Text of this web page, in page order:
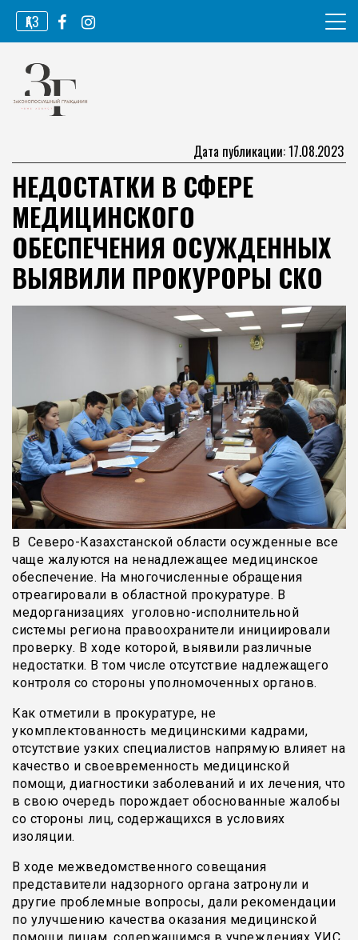
Перейти
содержимому
ҚАЗ
Законопослушный гражданин
Дата публикации: 17.08.2023
НЕДОСТАТКИ В СФЕРЕ
МЕДИЦИНСКОГО
ОБЕСПЕЧЕНИЯ ОСУЖДЕННЫХ
ВЫЯВИЛИ ПРОКУРОРЫ СКО
В Северо-Казахстанской области осужденные все
чаще жалуются на ненадлежащее медицинское
обеспечение. На многочисленные обращения
отреагировали в областной прокуратуре. В
медорганизациях уголовно-исполнительной
системы региона правоохранители инициировали
проверку. В ходе которой, выявили различные
недостатки. В том числе отсутствие надлежащего
контроля со стороны уполномоченных органов.
Как отметили в прокуратуре, не
укомплектованность медицинскими кадрами,
отсутствие узких специалистов напрямую влияет на
качество и своевременность медицинской
помощи, диагностики заболеваний и их лечения, что
в свою очередь порождает обоснованные жалобы
со стороны лиц, содержащихся в условиях
изоляции.
В ходе межведомственного совещания
представители надзорного органа затронули и
другие проблемные вопросы, дали рекомендации
по улучшению качества оказания медицинской